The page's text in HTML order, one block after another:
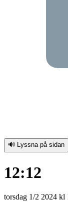
🔊 Lyssna på sidan
12:12
torsdag 1/2 2024 kl